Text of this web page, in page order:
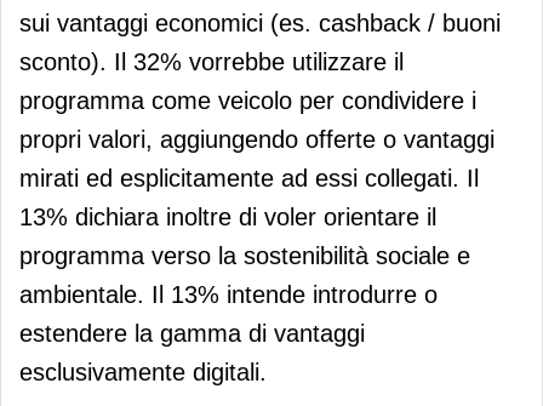
sui vantaggi economici (es. cashback / buoni
sconto). Il 32% vorrebbe utilizzare il
programma come veicolo per condividere i
propri valori, aggiungendo offerte o vantaggi
mirati ed esplicitamente ad essi collegati. Il
13% dichiara inoltre di voler orientare il
programma verso la sostenibilità sociale e
ambientale. Il 13% intende introdurre o
estendere la gamma di vantaggi
esclusivamente digitali.